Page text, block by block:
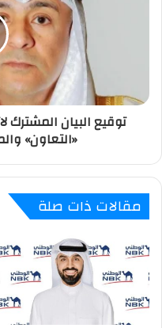
توقيع البيان المشترك
«التعاون»
مقالات ذات صلة